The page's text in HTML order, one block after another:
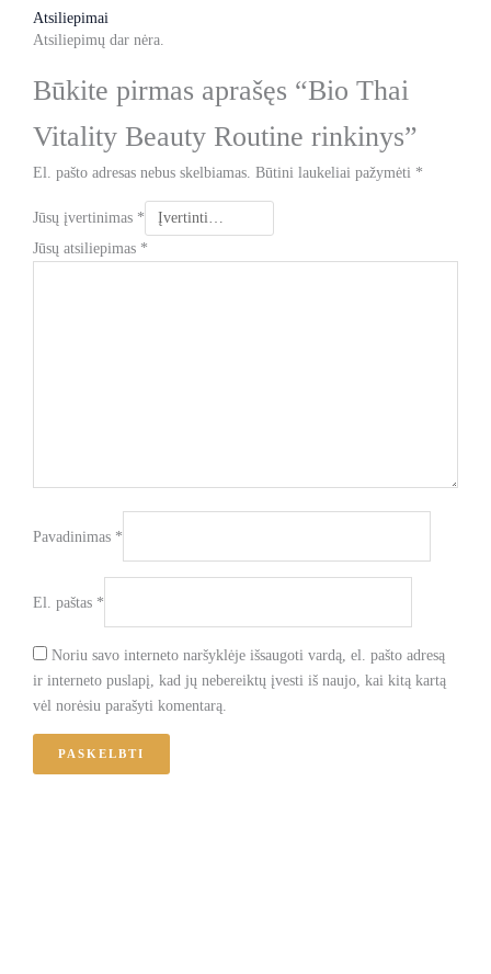
Atsiliepimai
Atsiliepimų dar nėra.
Būkite pirmas aprašęs “Bio Thai
Vitality Beauty Routine rinkinys”
El. pašto adresas nebus skelbiamas. Būtini laukeliai pažymėti *
Jūsų įvertinimas *
Jūsų atsiliepimas *
Pavadinimas *
El. paštas *
Noriu savo interneto naršyklėje išsaugoti vardą, el. pašto adresą
ir interneto puslapį, kad jų nebereiktų įvesti iš naujo, kai kitą kartą
vėl norėsiu parašyti komentarą.